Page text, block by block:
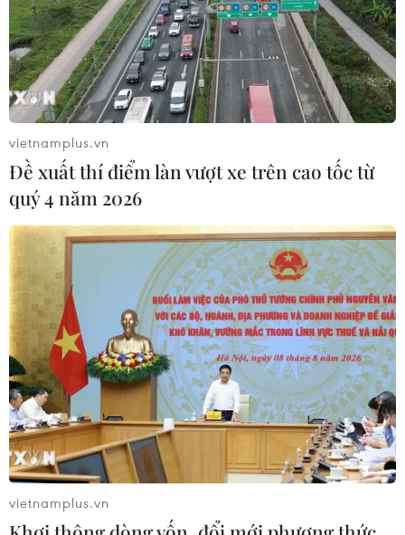
vietnamplus.vn
Đề xuất thí điểm làn vượt xe trên cao tốc từ
quý 4 năm 2026
vietnamplus.vn